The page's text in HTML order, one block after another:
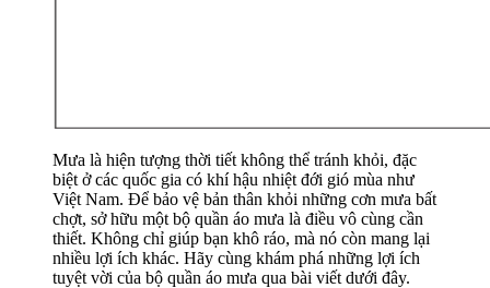
Mưa là hiện tượng thời tiết không thể tránh khỏi, đặc
biệt ở các quốc gia có khí hậu nhiệt đới gió mùa như
Việt Nam. Để bảo vệ bản thân khỏi những cơn mưa bất
chợt, sở hữu một bộ quần áo mưa là điều vô cùng cần
thiết. Không chỉ giúp bạn khô ráo, mà nó còn mang lại
nhiều lợi ích khác. Hãy cùng khám phá những lợi ích
tuyệt vời của bộ quần áo mưa qua bài viết dưới đây.